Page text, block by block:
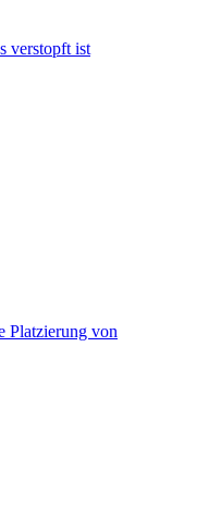
verstopft ist
Platzierung von